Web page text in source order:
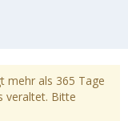
mehr als 365 Tage
veraltet. Bitte